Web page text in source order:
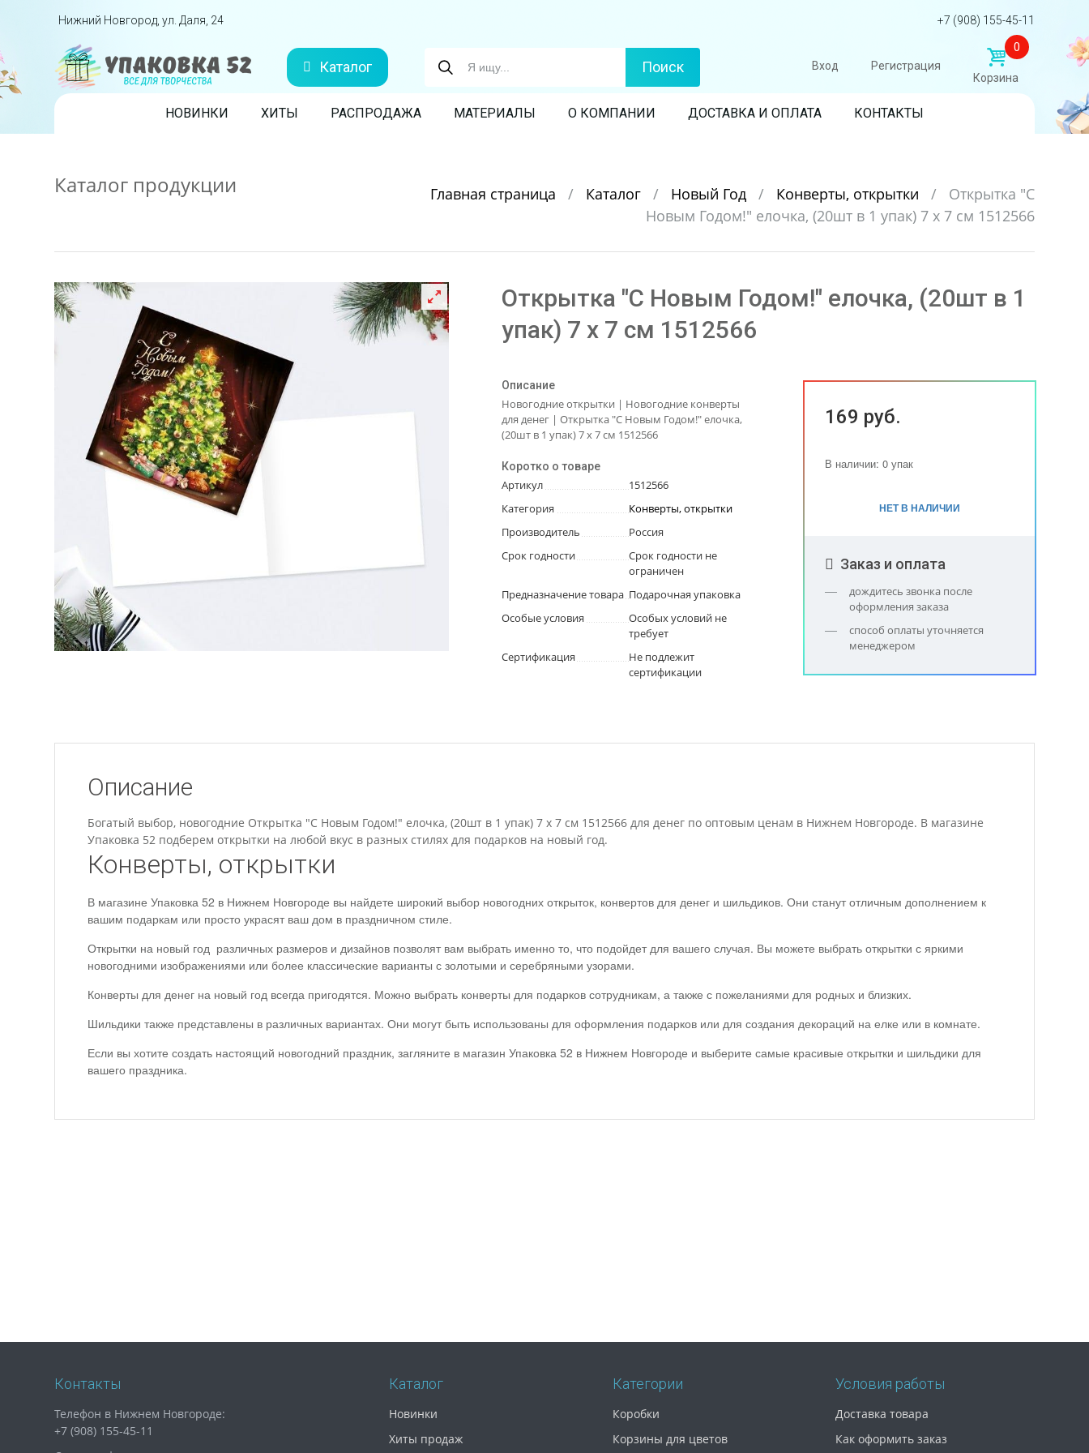
Перейти вниз
Нижний Новгород, ул. Даля, 24 +7 (908) 155-45-11
Каталог Поиск Вход Регистрация
0
Корзина
Skip to content
НОВИНКИ ХИТЫ РАСПРОДАЖА МАТЕРИАЛЫ О КОМПАНИИ ДОСТАВКА И ОПЛАТА КОНТАКТЫ
Каталог продукции Главная страница / Каталог / Новый Год / Конверты, открытки /
Открытка "С
Новым Годом!" елочка, (20шт в 1 упак) 7 х 7 см 1512566
Открытка "С Новым Годом!" елочка, (20шт в 1
упак) 7 х 7 см 1512566
Описание
Новогодние открытки | Новогодние конверты
для денег | Открытка "С Новым Годом!" елочка,
(20шт в 1 упак) 7 х 7 см 1512566
Коротко о товаре
Артикул
1512566
Категория
Конверты, открытки
Производитель
Россия
Срок годности
Срок годности не
ограничен
Предназначение товара Подарочная упаковка
Особые условия
Особых условий не
требует
Сертификация
Не подлежит
сертификации
169 руб.
В наличии: 0 упак
НЕТ В НАЛИЧИИ
Заказ и оплата
дождитесь звонка после
оформления заказа
способ оплаты уточняется
менеджером
Описание
Богатый выбор, новогодние Открытка "С Новым Годом!" елочка, (20шт в 1 упак) 7 х 7 см 1512566 для денег по оптовым ценам в Нижнем Новгороде. В магазине
Упаковка 52 подберем открытки на любой вкус в разных стилях для подарков на новый год.
Конверты, открытки
В магазине Упаковка 52 в Нижнем Новгороде вы найдете широкий выбор новогодних открыток, конвертов для денег и шильдиков. Они станут отличным дополнением к
вашим подаркам или просто украсят ваш дом в праздничном стиле.
Открытки на новый год различных размеров и дизайнов позволят вам выбрать именно то, что подойдет для вашего случая. Вы можете выбрать открытки с яркими
новогодними изображениями или более классические варианты с золотыми и серебряными узорами.
Конверты для денег на новый год всегда пригодятся. Можно выбрать конверты для подарков сотрудникам, а также с пожеланиями для родных и близких.
Шильдики также представлены в различных вариантах. Они могут быть использованы для оформления подарков или для создания декораций на елке или в комнате.
Если вы хотите создать настоящий новогодний праздник, загляните в магазин Упаковка 52 в Нижнем Новгороде и выберите самые красивые открытки и шильдики для
вашего праздника.
Контакты
Телефон в Нижнем Новгороде:
+7 (908) 155-45-11
Каталог
Новинки
Хиты продаж
Категории
Коробки
Корзины для цветов
Условия работы
Доставка товара
Как оформить заказ